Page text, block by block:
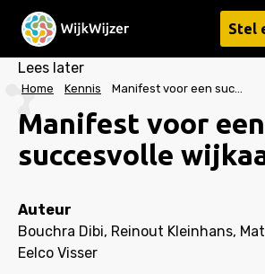
Stel
Home Kennis Manifest voor een succesvolle wijkaanpak
Lees later
Manifest voor een
succesvolle
Auteur
Bouchra Dibi, Reinout Kleinhans,
Eelco Visser